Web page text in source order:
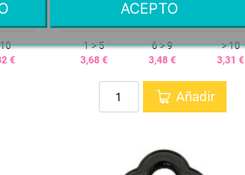
€
1 > 5
3,68 €
6 > 9
3,48 €
> 10
3,31 €
Añadir
ACEPTO